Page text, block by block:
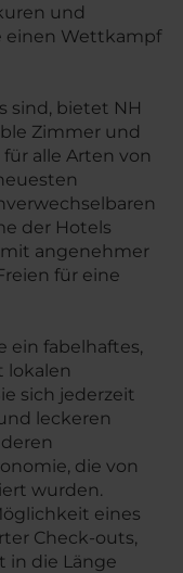
und
einen Wettkampf
sind, bietet NH
Zimmer und
alle Arten von
der Hotels
angenehmer
für eine
ein fabelhaftes,
lokalen
sich jederzeit
leckeren
die von
wurden.
eines
Check-outs,
in die Länge